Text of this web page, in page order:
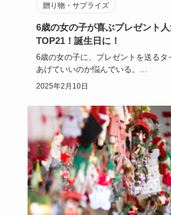
贈り物・サプライズ
6歳の女の子が喜ぶプレゼント
TOP21！誕生日に！
6歳の女の子に、プレゼントを送るタ
あげていいのか悩んでいる。
6歳の女の子に、人気なものをプレゼ
2025年2月10日